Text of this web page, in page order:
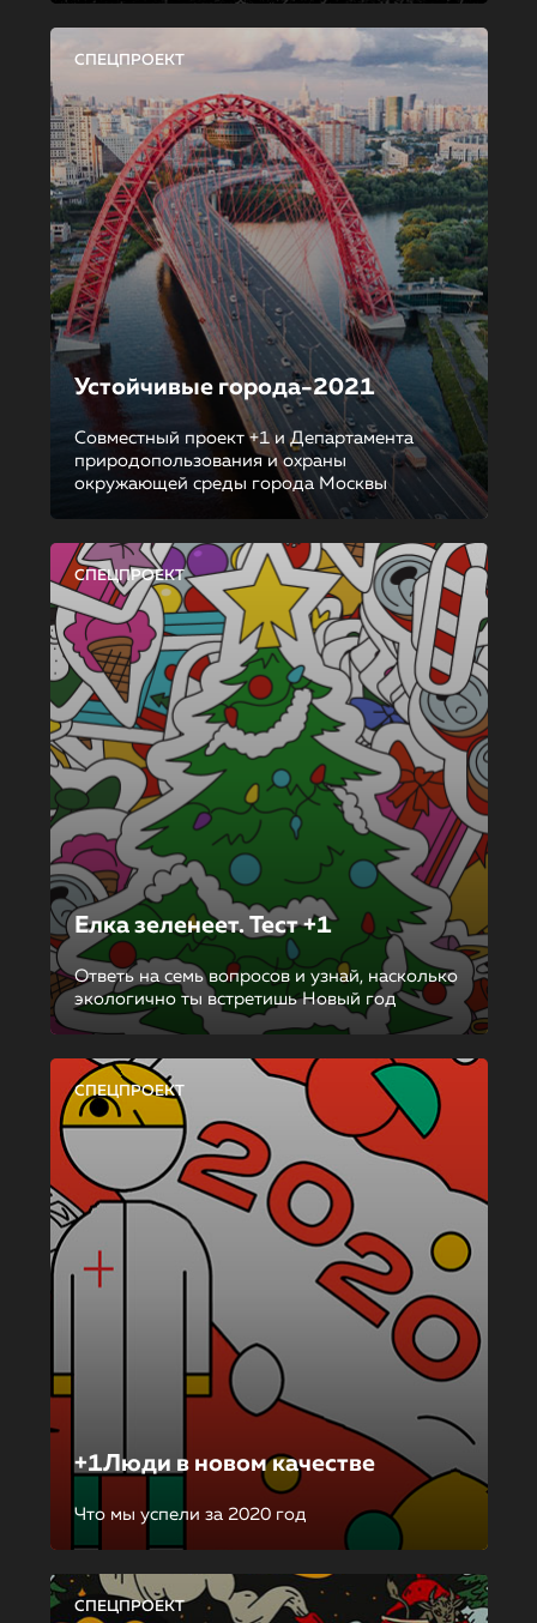
СПЕЦПРОЕКТ
Устойчивые города-2021
Совместный проект +1 и Департамента
природопользования и охраны
окружающей среды города Москвы
СПЕЦПРОЕКТ
Елка зеленеет. Тест +1
Ответь на семь вопросов и узнай, насколько
экологично ты встретишь Новый год
СПЕЦПРОЕКТ
+1Люди в новом качестве
Что мы успели за 2020 год
СПЕЦПРОЕКТ